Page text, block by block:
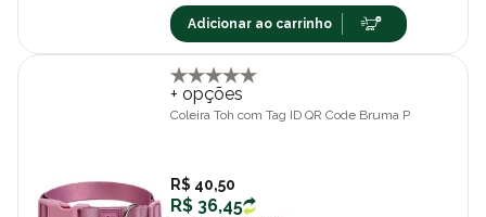
Adicionar ao carrinho
+ opções
Coleira Toh com Tag ID QR Code Bruma P
R$ 40,50
R$ 36,45